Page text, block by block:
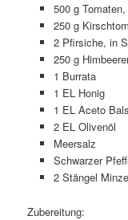
500 g
250 g
2 Pfirsiche, in
250 g
1 Burrata
1 EL Honig
1 EL Aceto
2 EL Olivenöl
Meersalz
Schwarzer
2 Stängel Minze
Zubereitung: